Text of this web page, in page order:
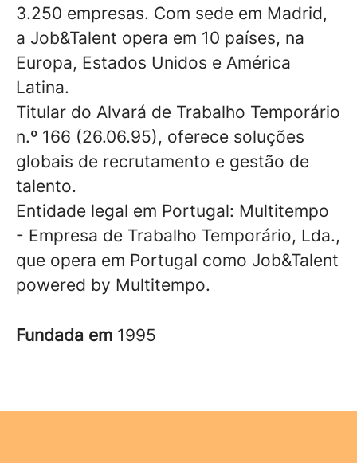
3.250 empresas. Com sede em Madrid,
a Job&Talent opera em 10 países, na
Europa, Estados Unidos e América
Latina.
Titular do Alvará de Trabalho Temporário
n.º 166 (26.06.95), oferece soluções
globais de recrutamento e gestão de
talento.
Entidade legal em Portugal: Multitempo
- Empresa de Trabalho Temporário, Lda.,
que opera em Portugal como Job&Talent
powered by Multitempo.
Fundada em 1995